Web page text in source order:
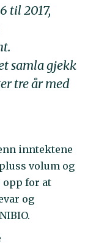
til 2017,
samla gjekk
tre år med
inntektene
volum og
for at
og